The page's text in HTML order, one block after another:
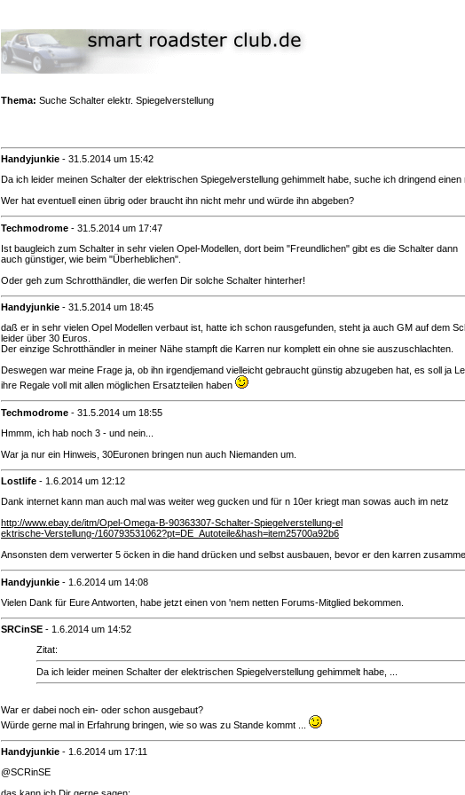
Thema: Suche Schalter elektr. Spiegelverstellung
Handyjunkie - 31.5.2014 um 15:42
Da ich leider meinen Schalter der elektrischen Spiegelverstellung gehimmelt habe, suche ich dringend einen
Wer hat eventuell einen übrig oder braucht ihn nicht mehr und würde ihn abgeben?
Techmodrome - 31.5.2014 um 17:47
Ist baugleich zum Schalter in sehr vielen Opel-Modellen, dort beim "Freundlichen" gibt es die Schalter dann
auch günstiger, wie beim "Überheblichen".
Oder geh zum Schrotthändler, die werfen Dir solche Schalter hinterher!
Handyjunkie - 31.5.2014 um 18:45
daß er in sehr vielen Opel Modellen verbaut ist, hatte ich schon rausgefunden, steht ja auch GM auf dem
leider über 30 Euros.
Der einzige Schrotthändler in meiner Nähe stampft die Karren nur komplett ein ohne sie auszuschlachten.
Deswegen war meine Frage ja, ob ihn irgendjemand vielleicht gebraucht günstig abzugeben hat, es soll ja
ihre Regale voll mit allen möglichen Ersatzteilen haben
Techmodrome - 31.5.2014 um 18:55
Hmmm, ich hab noch 3 - und nein...
War ja nur ein Hinweis, 30Euronen bringen nun auch Niemanden um.
Lostlife - 1.6.2014 um 12:12
Dank internet kann man auch mal was weiter weg gucken und für n 10er kriegt man sowas auch im netz
http://www.ebay.de/itm/Opel-Omega-B-90363307-Schalter-Spiegelverstellung-el
ektrische-Verstellung-/160793531062?pt=DE_Autoteile&hash=item25700a92b6
Ansonsten dem verwerter 5 öcken in die hand drücken und selbst ausbauen, bevor er den karren
Handyjunkie - 1.6.2014 um 14:08
Vielen Dank für Eure Antworten, habe jetzt einen von 'nem netten Forums-Mitglied bekommen.
SRCinSE - 1.6.2014 um 14:52
Zitat:
Da ich leider meinen Schalter der elektrischen Spiegelverstellung gehimmelt habe, ...
War er dabei noch ein- oder schon ausgebaut?
Würde gerne mal in Erfahrung bringen, wie so was zu Stande kommt ...
Handyjunkie - 1.6.2014 um 17:11
@SCRinSE